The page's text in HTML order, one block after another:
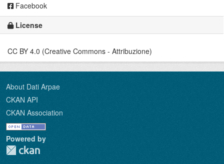
Facebook
License
CC BY 4.0 (Creative Commons - Attribuzione)
About Dati Arpae
CKAN API
CKAN Association
Powered by